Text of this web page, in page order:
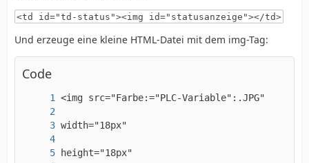
<td id="td-status"><img id="statusanzeige"></td>
Und erzeuge eine kleine HTML-Datei mit dem img-Tag:
Code